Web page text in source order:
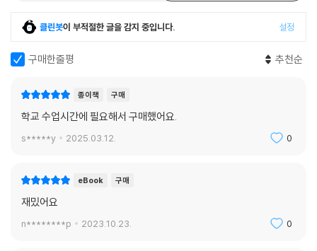
이 책에 실린 세번째 이야기 「침묵은 금이다」 속 소년은 신기료장수에게 말
“그건 참으로 어려운 일이지. 무엇보다 먼저 네 마음의 문을 열어놓지 않으
면 아무도 네가 말하는 것을 듣지 못한단다.” _96쪽
최인호는 이 글을 끝맺으며 덧붙인다. 말을 많이 하고, 더구나 글을 쓴다는
장은 소설 속 인물의 입을 빌린 그의 육성처럼 들린다. 필연적으로 누군가
가 읽어줘야만 작가는 존재할 수 있다. 쓰기는 읽기를 통해 비로소 완성되
로에게 더 많이 말하기 위해서가 아닌, 서로의 말을 더 잘 듣기 위해서.
클린봇이 부적절한 글을 감지 중입니다. 설정
구매한줄평 추천순
종이책 구매
학교 수업시간에 필요해서 구매했어요.
s*****y 2025.03.12. 0
eBook 구매
재밌어요
n********p 2023.10.23. 0